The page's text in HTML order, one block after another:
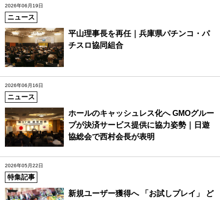
2026年06月19日
ニュース
平山理事長を再任｜兵庫県パチンコ・パ
チスロ協同組合
2026年06月16日
ニュース
ホールのキャッシュレス化へ GMOグルー
プが決済サービス提供に協力姿勢｜日遊
協総会で西村会長が表明
2026年05月22日
特集記事
新規ユーザー獲得へ 「お試しプレイ」 ど